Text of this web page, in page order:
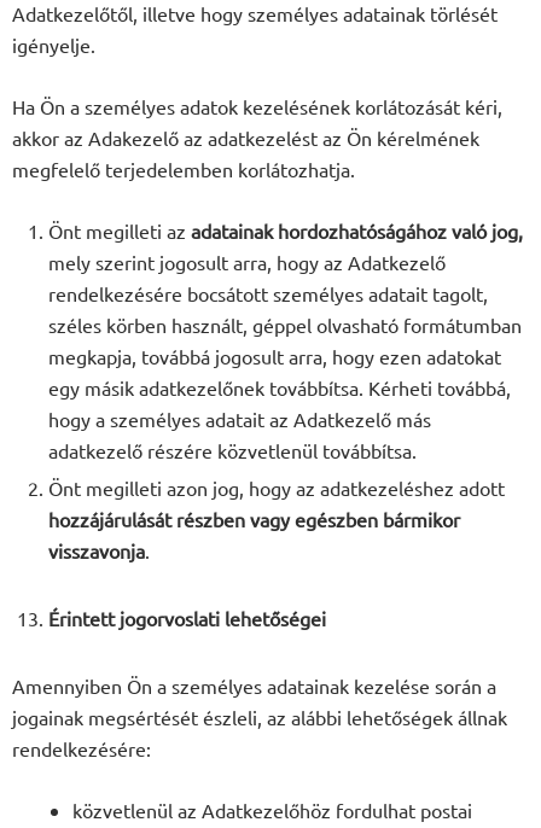
Adatkezelőtől, illetve hogy személyes adatainak törlését
igényelje.
Ha Ön a személyes adatok kezelésének korlátozását kéri,
akkor az Adakezelő az adatkezelést az Ön kérelmének
megfelelő terjedelemben korlátozhatja.
Önt megilleti az adatainak hordozhatóságához való jog,
mely szerint jogosult arra, hogy az Adatkezelő
rendelkezésére bocsátott személyes adatait tagolt,
széles körben használt, géppel olvasható formátumban
megkapja, továbbá jogosult arra, hogy ezen adatokat
egy másik adatkezelőnek továbbítsa. Kérheti továbbá,
hogy a személyes adatait az Adatkezelő más
adatkezelő részére közvetlenül továbbítsa.
Önt megilleti azon jog, hogy az adatkezeléshez adott
hozzájárulását részben vagy egészben bármikor
visszavonja.
Érintett jogorvoslati lehetőségei
Amennyiben Ön a személyes adatainak kezelése során a
jogainak megsértését észleli, az alábbi lehetőségek állnak
rendelkezésére:
közvetlenül az Adatkezelőhöz fordulhat postai